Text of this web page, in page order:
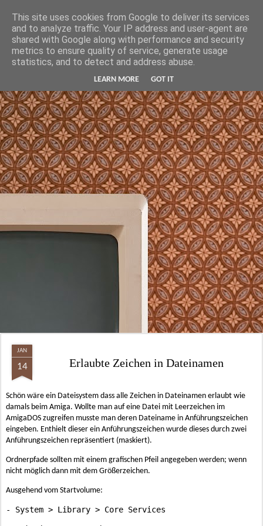
This site uses cookies from Google to deliver its services
and to analyze traffic. Your IP address and user-agent are
shared with Google along with performance and security
metrics to ensure quality of service, generate usage
statistics, and to detect and address abuse.
LEARN MORE GOT IT
Hunter Jerusalem Journal
JAN
14 Erlaubte Zeichen in Dateinamen
Schön wäre ein Dateisystem dass alle Zeichen in Dateinamen erlaubt wie
damals beim Amiga. Wollte man auf eine Datei mit Leerzeichen im
AmigaDOS zugreifen musste man deren Dateiname in Anführungszeichen
eingeben. Enthielt dieser ein Anführungszeichen wurde dieses durch zwei
Anführungszeichen repräsentiert (maskiert).
Ordnerpfade sollten mit einem grafischen Pfeil angegeben werden; wenn
nicht möglich dann mit dem Größerzeichen.
Ausgehend vom Startvolume: